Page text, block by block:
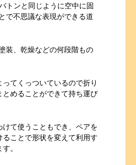
トンと同じように空中に固
で不思議な表現ができる道
装、乾燥などの何段階もの
ってくっついているので折り
とめることができて持ち運び
けて使うこともでき、ペアを
ることで形状を変えて利用す
。